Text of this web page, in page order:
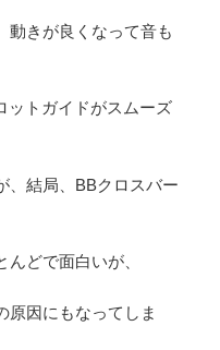
動きが良くなって音も
ットガイドがスムーズ
、結局、BBクロスバー
どで面白いが、
原因にもなってしま